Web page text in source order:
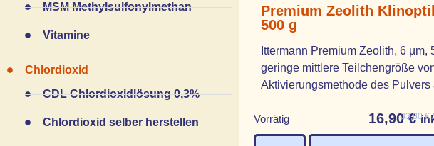
MSM Methylsulfonylmethan
Vitamine
Chlordioxid
CDL Chlordioxidlösung 0,3%
Chlordioxid selber herstellen
Premium Zeolith
500 g
Ittermann Premium Zeolith, 6
geringe mittlere Teilchengröße
Aktivierungsmethode des Pulvers
16,90€
33,80€
Vorrätig